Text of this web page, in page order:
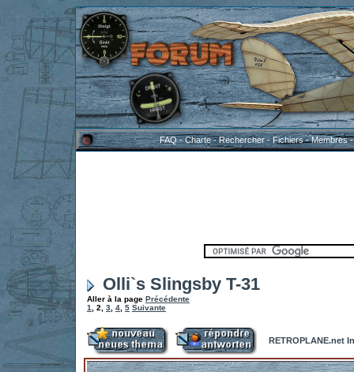
FAQ-Charte-Rechercher-Fichiers-Membres
Olli`s Slingsby T-31
Aller à la page Précédente
1
2 3 4 5 Suivante
RETROPLANE.net